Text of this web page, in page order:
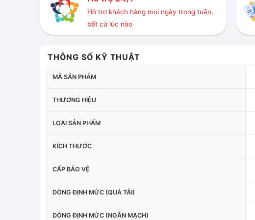
Hỗ trợ khách hàng mọi ngày trong tuần,
bất cứ lúc nào
THÔNG SỐ KỸ THUẬT
MÃ SẢN PHẨM
THƯƠNG HIỆU
LOẠI SẢN PHẨM
KÍCH THƯỚC
CẤP BẢO VỆ
DÒNG ĐỊNH MỨC (QUÁ TẢI)
DÒNG ĐỊNH MỨC (NGẮN MẠCH)